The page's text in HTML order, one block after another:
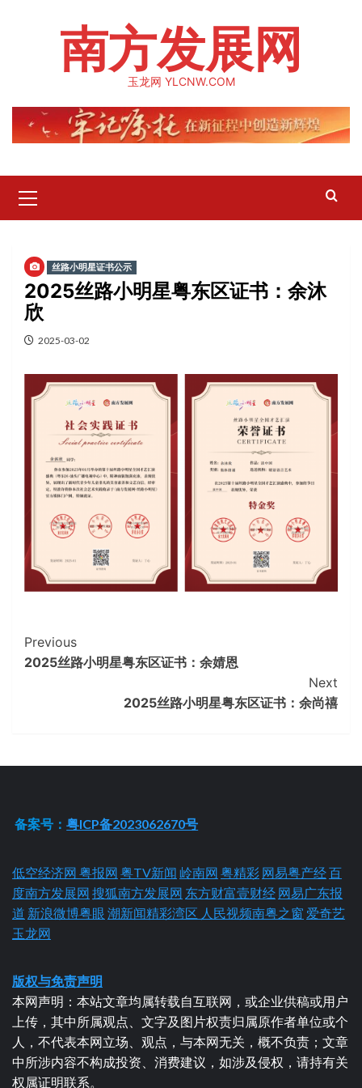
南方发展网
玉龙网 YLCNW.COM
Menu
丝路小明星证书公示
2025丝路小明星粤东区证书：余沐
欣
2025-03-02
Continue
Reading
Previous
2025丝路小明星粤东区证书：余婧恩
Next
2025丝路小明星粤东区证书：余尚禧
备案号：粤ICP备2023062670号
低空经济网 粤报网 粤TV新闻 岭南网 粤精彩 网易粤产经百
度南方发展网 搜狐南方发展网 东方财富壹财经 网易广东报
道 新浪微博粤眼 潮新闻精彩湾区 人民视频南粤之窗 爱奇艺
玉龙网
版权与免责声明
本网声明：本站文章均属转载自互联网，或企业供稿或用户
上传，其中所属观点、文字及图片权责归属原作者单位或个
人，不代表本网立场、观点，与本网无关，概不负责；文章
中所涉内容不构成投资、消费建议，如涉及侵权，请持有关
权属证明联系。